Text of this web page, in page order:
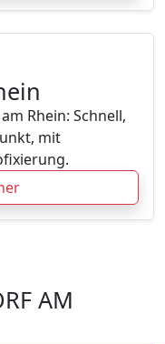
Rhein: Schnell,
mit
AM